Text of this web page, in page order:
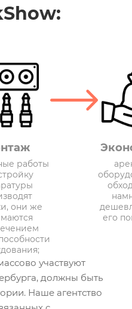
работы
они же
его
участвуют
должны быть
Наше агентство